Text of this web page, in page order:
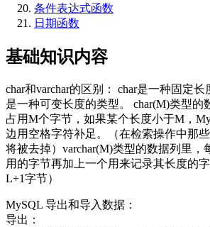
条件表达式函数
日期函数
基础知识内容
char和varchar的区别： char是一种固定长
是一种可变长度的类型。 char(M)类型的
占用M个字节，如果某个长度小于M，
边用空格字符补足。（在检索操作中那
将被去掉）varchar(M)类型的数据列里，
用的字节再加上一个用来记录其长度的
L+1字节）
MySQL 导出和导入数据：
导出：